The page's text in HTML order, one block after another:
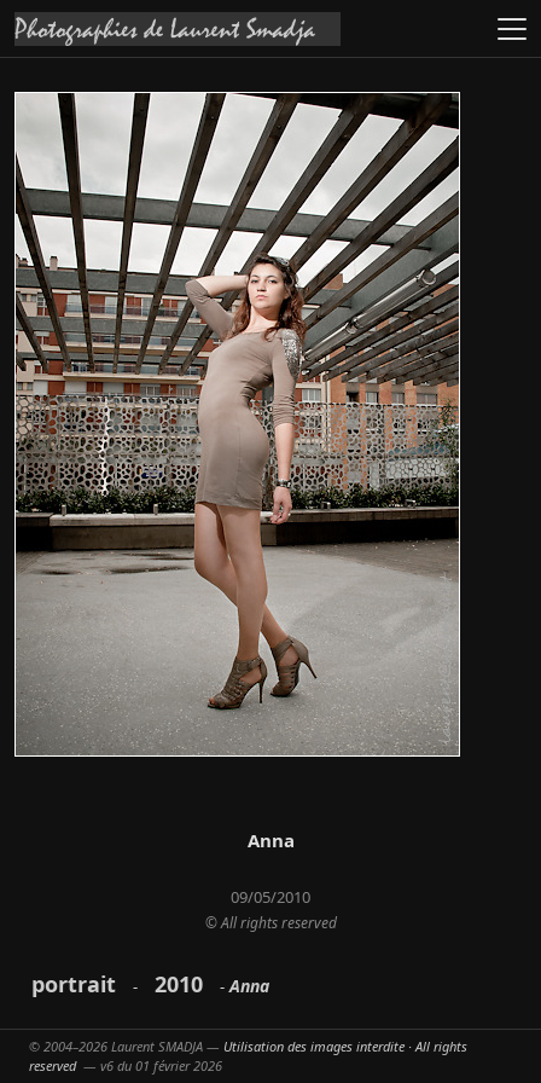
portrait - 2010 - Anna
Partager
Anna
09/05/2010
© All rights reserved
© 2004–2026 Laurent SMADJA — Utilisation des images interdite · All rights
reserved— v6 du 01 février 2026